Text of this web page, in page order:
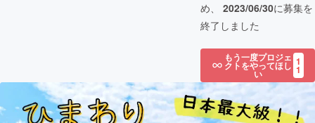
め、 2023/06/30に募集を
終了しました
もう一度プロジェ
クトをやってほし
い
1
1